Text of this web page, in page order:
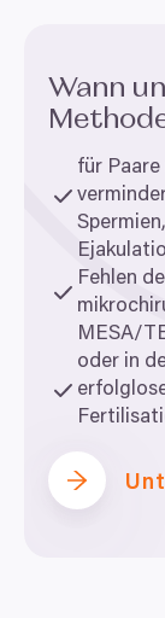
Wann
für
Fehlen
MESA/
oder in